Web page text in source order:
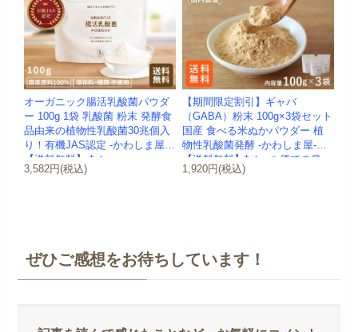
オーガニック腸活乳酸菌パウダ
ー 100g 1袋 乳酸菌 粉末 発酵食
品由来の植物性乳酸菌30兆個入
り！有機JAS認定 -かわしま屋-
【送料無料】 *メ...
3,582円(税込)
【期間限定割引】ギャバ
（GABA）粉末 100g×3袋セット
国産 食べる米ぬかパウダー 植
物性乳酸菌発酵 -かわしま屋-
【送料無料】*メール便での発
送...
1,920円(税込)
ぜひご感想をお待ちしています！